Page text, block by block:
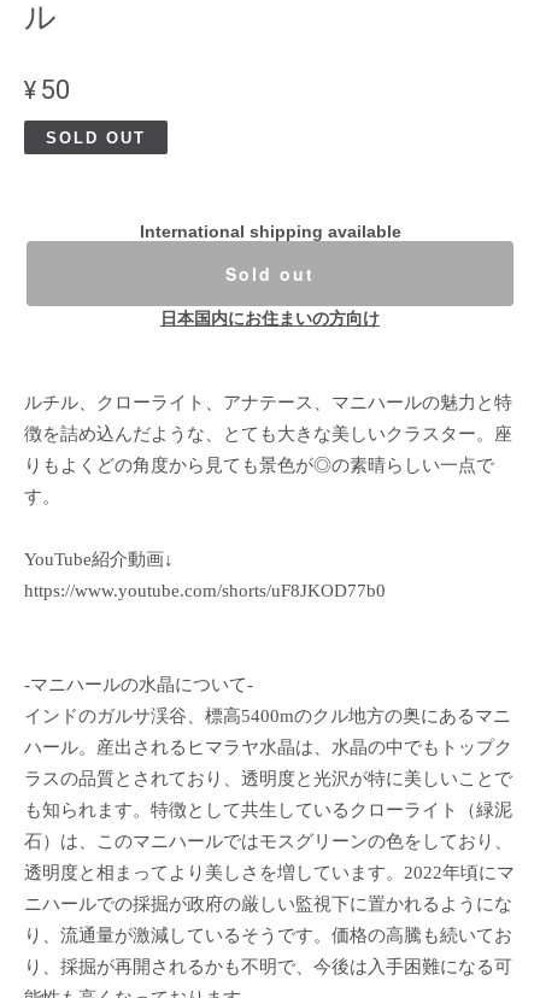
ル
¥50
SOLD OUT
International shipping available
Sold out
日本国内にお住まいの方向け
ルチル、クローライト、アナテース、マニハールの魅力と特
徴を詰め込んだような、とても大きな美しいクラスター。座
りもよくどの角度から見ても景色が◎の素晴らしい一点で
す。
YouTube紹介動画↓
https://www.youtube.com/shorts/uF8JKOD77b0
-マニハールの水晶について-
インドのガルサ渓谷、標高5400mのクル地方の奥にあるマニ
ハール。産出されるヒマラヤ水晶は、水晶の中でもトップク
ラスの品質とされており、透明度と光沢が特に美しいことで
も知られます。特徴として共生しているクローライト（緑泥
石）は、このマニハールではモスグリーンの色をしており、
透明度と相まってより美しさを増しています。2022年頃にマ
ニハールでの採掘が政府の厳しい監視下に置かれるようにな
り、流通量が激減しているそうです。価格の高騰も続いてお
り、採掘が再開されるかも不明で、今後は入手困難になる可